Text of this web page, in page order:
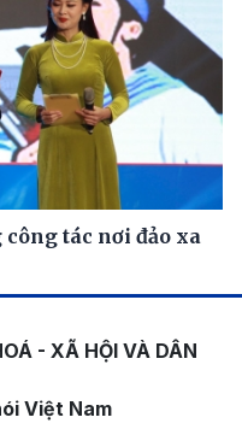
tác nơi đảo xa
- XÃ HỘI VÀ DÂN
Việt Nam